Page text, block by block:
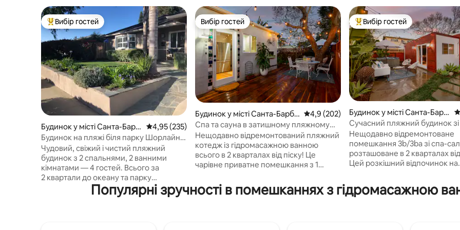
Топ вибір гостей
Вибір гостей
Будинок у місті Санта-Барб
ара
Середня оцінка: 4,95 з 5, відгуки: 235
4,95 (235)
Будинок на пляжі біля парку Шорлайн –
3 квартали до океану
Чудовий, свіжий і чистий пляжний
будинок з 2 спальнями, 2 ванними
кімнатами — 4 гостей. Всього за
2 квартали до океану та парку
Шорлайн з дитячим майданчиком,
барбекю та столиками для пікніків.
Вибір гостей
Вибір гостей
Будинок у місті Санта-Барба
ра
Середня оцінка: 4,9 з 5, відгуки: 202
4,9 (202)
Спа та сауна в затишному пляжному
котеджі~ Пляж поруч
Нещодавно відремонтований пляжний
котедж із гідромасажною ванною
всього в 2 кварталах від піску! Це
чарівне приватне помешкання з 1
неймовірними прибудинковими
територіями зі спа-центром і сауною.
Топ вибір гостей
Вибір гостей
Будинок у місті Санта-Барб
ара
Сучасний пляжний будинок
центром і сауною
Нещодавно відремонтоване
помешкання 3b/3ba зі спа-
розташоване в 2 кварталах
Цей розкішний відпочинок на
приголомшливими
Популярні зручності в помешканнях з гідромасажною